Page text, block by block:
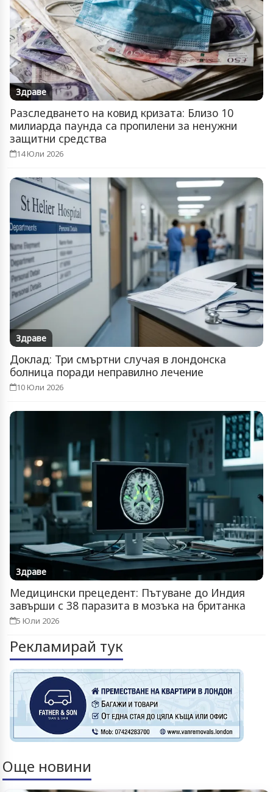
Здраве
Разследването на ковид кризата: Близо 10
милиарда паунда са пропилени за ненужни
защитни средства
14 Юли 2026
Здраве
Доклад: Три смъртни случая в лондонска
болница поради неправилно лечение
10 Юли 2026
Здраве
Медицински прецедент: Пътуване до Индия
завърши с 38 паразита в мозъка на британка
5 Юли 2026
Рекламирай тук
Още новини